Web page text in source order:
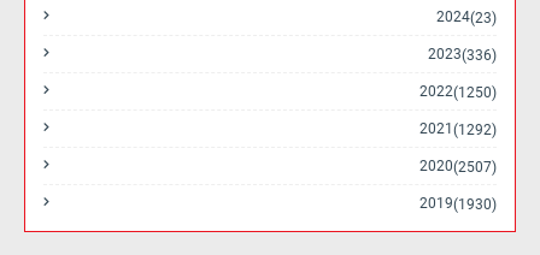
2024 (23)
2023 (336)
2022 (1250)
2021 (1292)
2020 (2507)
2019 (1930)